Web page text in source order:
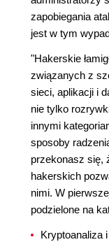
zapobiegania
jest w tym
"Hakerskie
związanych z
sieci, aplikacji i
nie tylko
innymi
sposoby
przekonasz się,
hakerskich
nimi. W
podzielone na
Kryptoanaliza i